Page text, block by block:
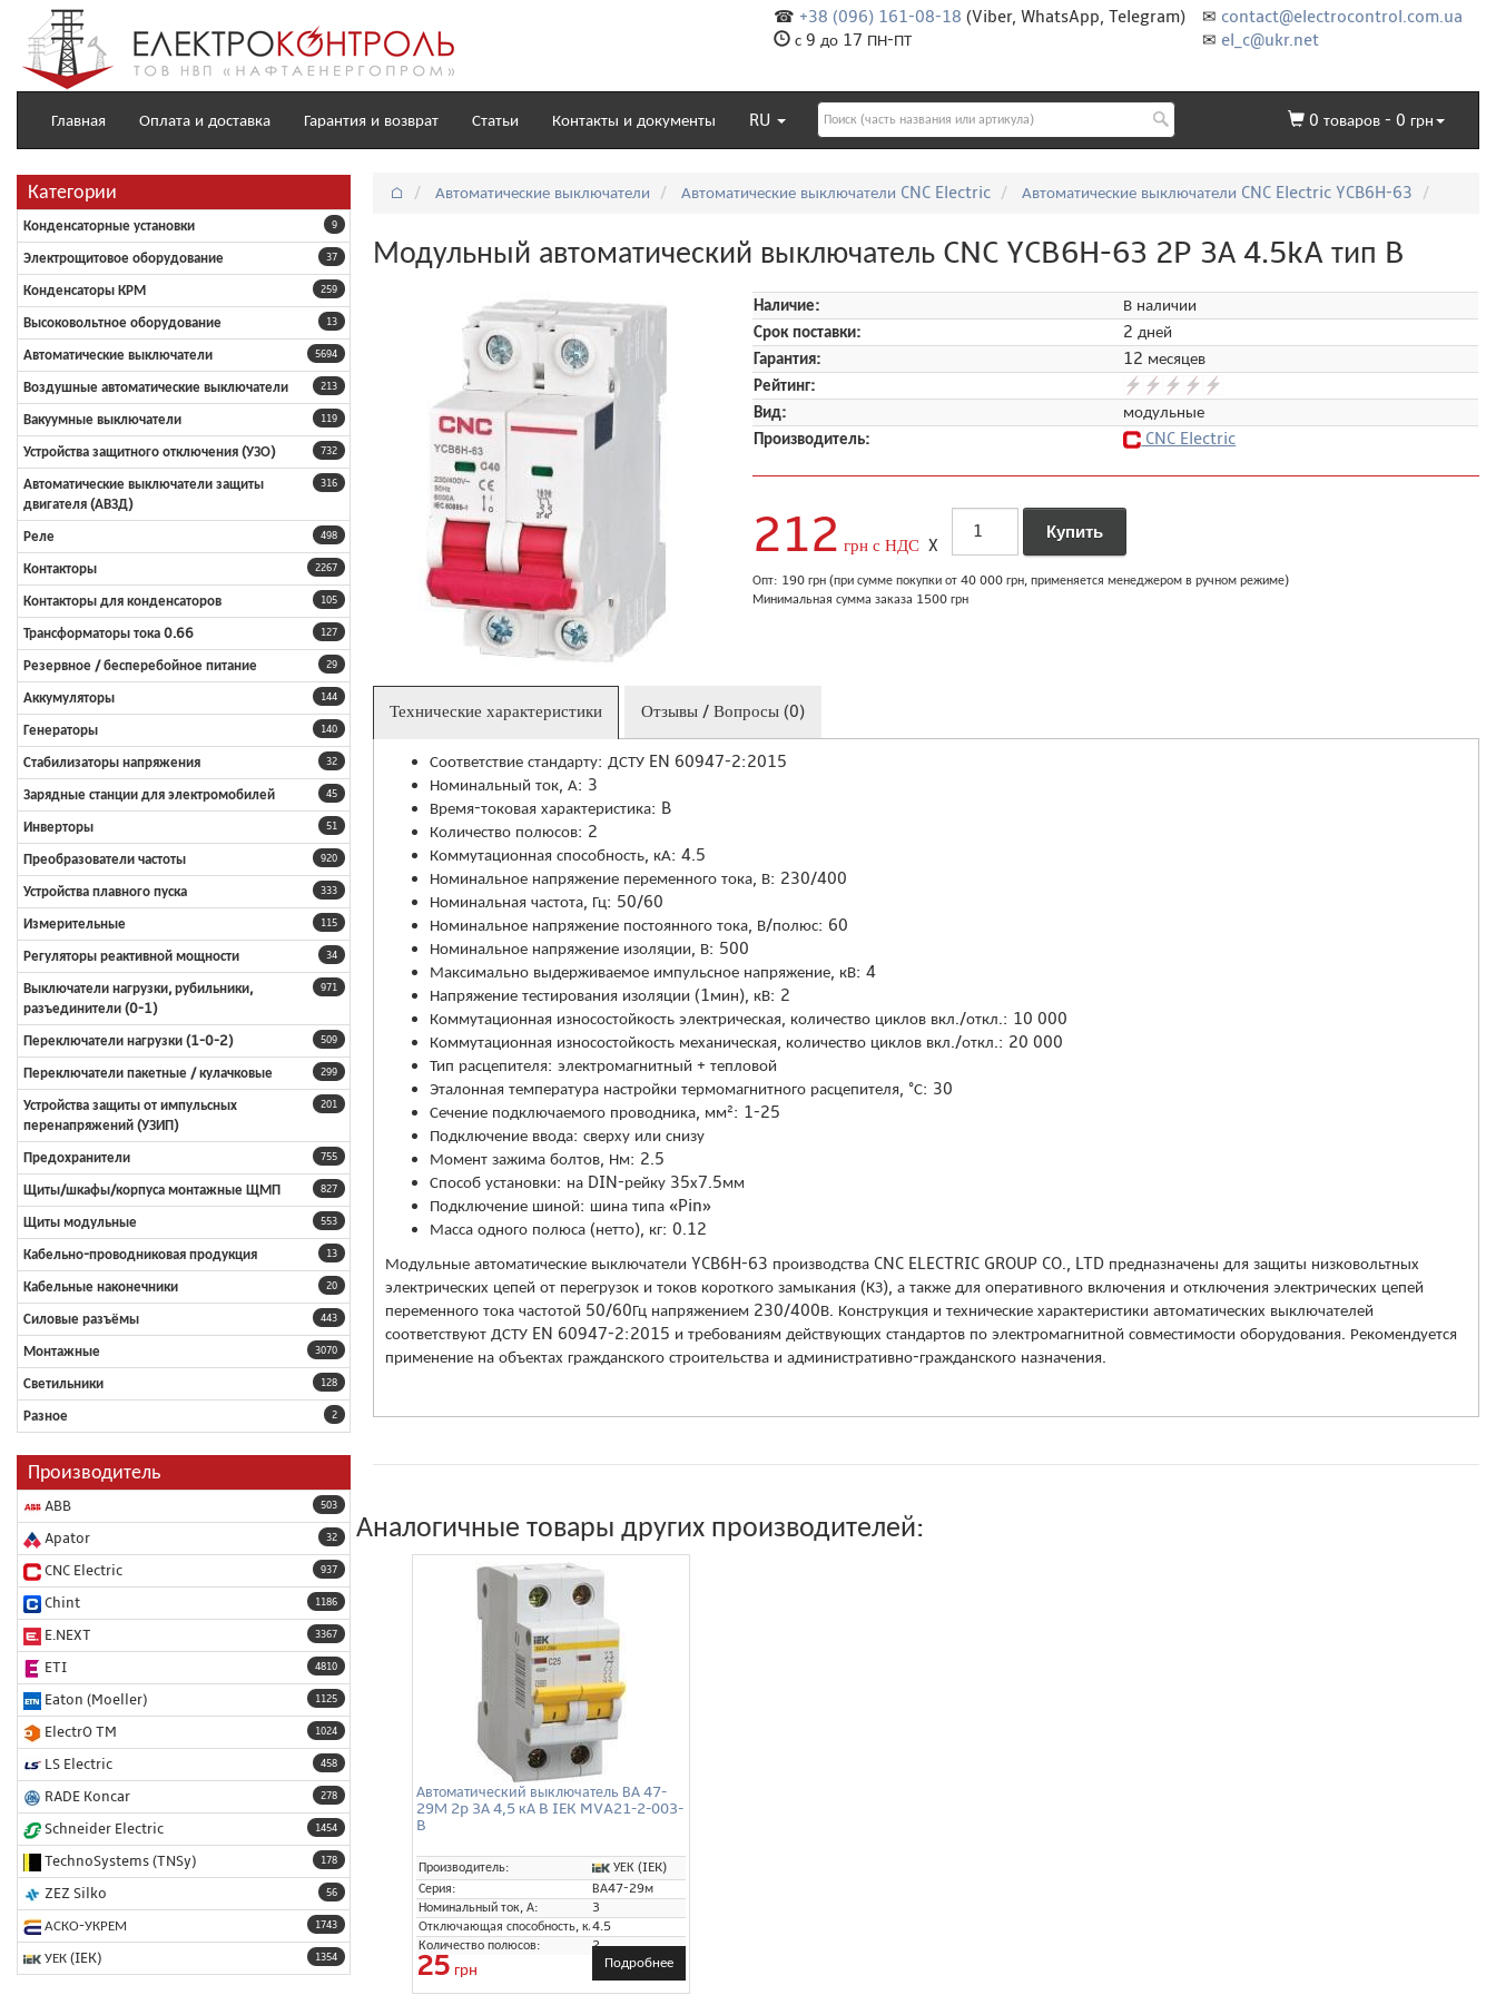
✉ contact@electrocontrol.com.ua
✉ el_c@ukr.net
☎ +38 (096) 161-08-18 (Viber, WhatsApp, Telegram)
с 9 до 17 ПН-ПТ
Главная Оплата и доставка Гарантия и возврат Статьи Контакты и документы RU 0 товаров - 0 грн
Категории
9
Конденсаторные установки
37
Электрощитовое оборудование
259
Конденсаторы КРМ
13
Высоковольтное оборудование
5694
Автоматические выключатели
213
Воздушные автоматические выключатели
119
Вакуумные выключатели
732
Устройства защитного отключения (УЗО)
316
Автоматические выключатели защиты
двигателя (АВЗД)
498
Реле
2267
Контакторы
105
Контакторы для конденсаторов
127
Трансформаторы тока 0.66
29
Резервное / бесперебойное питание
144
Аккумуляторы
140
Генераторы
32
Стабилизаторы напряжения
45
Зарядные станции для электромобилей
51
Инверторы
920
Преобразователи частоты
333
Устройства плавного пуска
115
Измерительные
34
Регуляторы реактивной мощности
971
Выключатели нагрузки, рубильники,
разъединители (0-1)
509
Переключатели нагрузки (1-0-2)
299
Переключатели пакетные / кулачковые
201
Устройства защиты от импульсных
перенапряжений (УЗИП)
755
Предохранители
827
Щиты/шкафы/корпуса монтажные ЩМП
553
Щиты модульные
13
Кабельно-проводниковая продукция
20
Кабельные наконечники
443
Силовые разъёмы
3070
Монтажные
128
Светильники
2
Разное
Производитель
503
ABB
32
Apator
937
CNC Electric
1186
Chint
3367
E.NEXT
4810
ETI
1125
Eaton (Moeller)
1024
ElectrO TM
458
LS Electric
278
RADE Koncar
1454
Schneider Electric
178
TechnoSystems (TNSy)
56
ZEZ Silko
1743
АСКО-УКРЕМ
1354
УЕК (IEK)
⌂ Автоматические выключатели Автоматические выключатели CNC Electric Автоматические выключатели CNC Electric YCB6H-63
Модульный автоматический выключатель CNC YCB6H-63 2P 3А 4.5kA тип B
Наличие:
В наличии
Срок поставки:
2 дней
Гарантия:
12 месяцев
Рейтинг:
Вид:
модульные
Производитель:
CNC Electric
212 грн с НДС X
Опт: 190 грн (при сумме покупки от 40 000 грн, применяется менеджером в ручном режиме)
Минимальная сумма заказа 1500 грн
Технические характеристики Отзывы / Вопросы (0)
Соответствие стандарту: ДСТУ EN 60947-2:2015
Номинальный ток, А: 3
Время-токовая характеристика: B
Количество полюсов: 2
Коммутационная способность, кА: 4.5
Номинальное напряжение переменного тока, В: 230/400
Номинальная частота, Гц: 50/60
Номинальное напряжение постоянного тока, В/полюс: 60
Номинальное напряжение изоляции, В: 500
Максимально выдерживаемое импульсное напряжение, кВ: 4
Напряжение тестирования изоляции (1мин), кВ: 2
Коммутационная износостойкость электрическая, количество циклов вкл./откл.: 10 000
Коммутационная износостойкость механическая, количество циклов вкл./откл.: 20 000
Тип расцепителя: электромагнитный + тепловой
Эталонная температура настройки термомагнитного расцепителя, °С: 30
Сечение подключаемого проводника, мм²: 1-25
Подключение ввода: сверху или снизу
Момент зажима болтов, Нм: 2.5
Способ установки: на DIN-рейку 35х7.5мм
Подключение шиной: шина типа «Pin»
Масса одного полюса (нетто), кг: 0.12
Модульные автоматические выключатели YCB6H-63 производства CNC ELECTRIC GROUP CO., LTD предназначены для защиты низковольтных
электрических цепей от перегрузок и токов короткого замыкания (КЗ), а также для оперативного включения и отключения электрических цепей
переменного тока частотой 50/60Гц напряжением 230/400В. Конструкция и технические характеристики автоматических выключателей
соответствуют ДСТУ EN 60947-2:2015 и требованиям действующих стандартов по электромагнитной совместимости оборудования. Рекомендуется
применение на объектах гражданского строительства и административно-гражданского назначения.
Аналогичные товары других производителей:
Автоматический выключатель ВА 47-
29М 2p 3А 4,5 кА B IEK MVA21-2-003-
B
Производитель:
УЕК (IEK)
Серия:
ВА47-29м
Номинальный ток, А:
3
Отключающая способность, кА:4.5
Количество полюсов:
2
25 грн Подробнее